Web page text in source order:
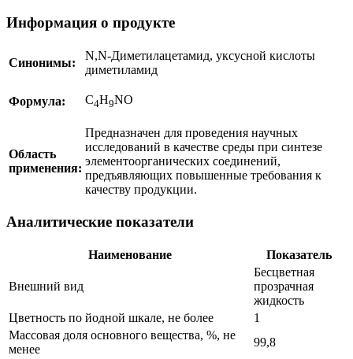
Информация о продукте
Синонимы:
N,N-Диметилацетамид, уксусной кислоты
диметиламид
Формула: С4Н9NO
Область
применения:
Предназначен для проведения научных
исследований в качестве среды при синтезе
элементоорганических соединений,
предъявляющих повышенные требования к
качеству продукции.
Аналитические показатели
Наименование Показатель
Внешний вид
Бесцветная
прозрачная
жидкость
Цветность по йодной шкале, не более
1
Массовая доля основного вещества, %, не
менее
99,8